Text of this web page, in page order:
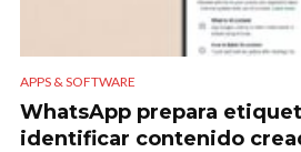
APPS & SOFTWARE
WhatsApp prepara
identificar contenido